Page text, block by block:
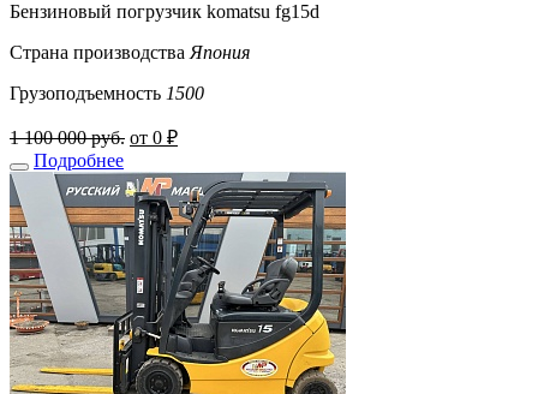
Бензиновый погрузчик komatsu fg15d
Страна производства Япония
Грузоподъемность 1500
1 100 000 руб. от 0 ₽
Подробнее